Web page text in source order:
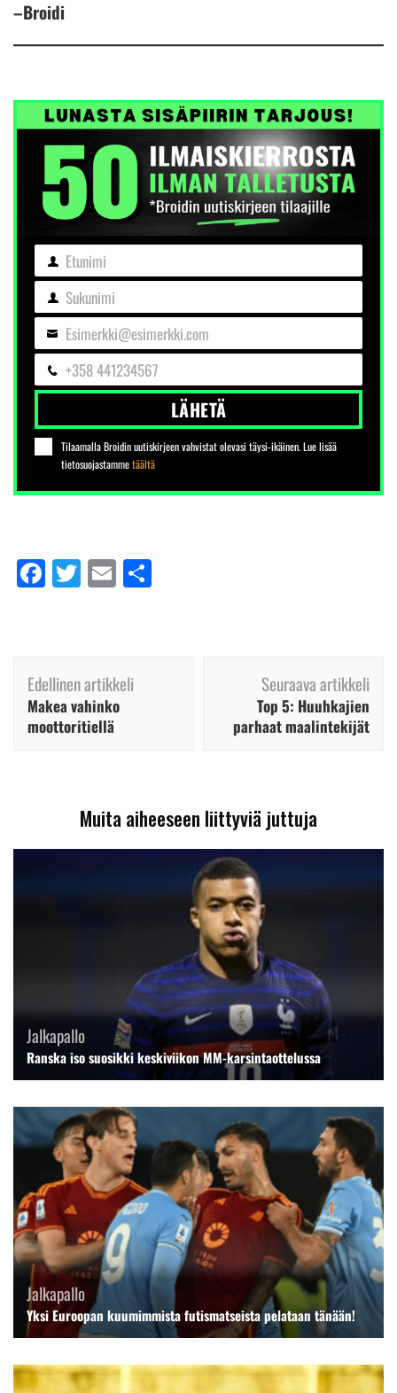
–Broidi
EtunimiEtunimi
SukunimiSukunimi
SähköpostiEsimerkki@esimerkki.com
Puhelin+358 441234567
LÄHETÄ
Tilaamalla Broidin uutiskirjeen vahvistat olevasi täysi-ikäinen. Lue lisää
tietosuojastammetäältä
Facebook
Twitter
Email
Artikkelien
selaus
Edellinen artikkeli
Makea vahinko
moottoritiellä
Seuraava artikkeli
Top 5: Huuhkajien
parhaat maalintekijät
Muita aiheeseen liittyviä juttuja
Jalkapallo
Ranska iso suosikki keskiviikon MM-karsintaottelussa
Jalkapallo
Yksi Euroopan kuumimmista futismatseista pelataan tänään!